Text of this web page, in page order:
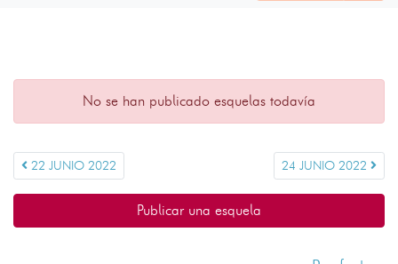
No se han publicado esquelas todavía
22 JUNIO 2022 24 JUNIO 2022
Publicar una esquela